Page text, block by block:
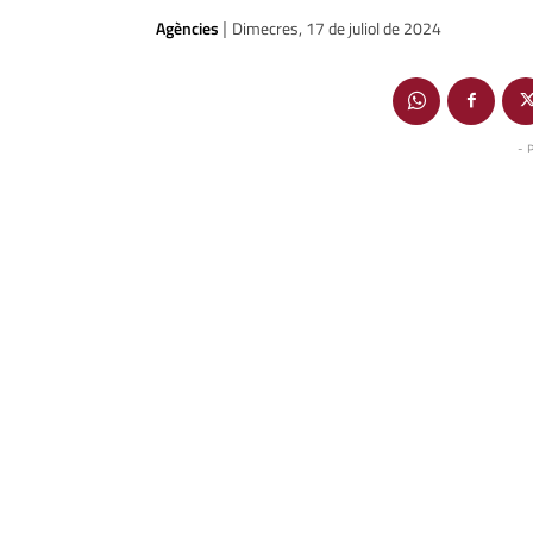
Agències | Dimecres, 17 de juliol de 2024
-